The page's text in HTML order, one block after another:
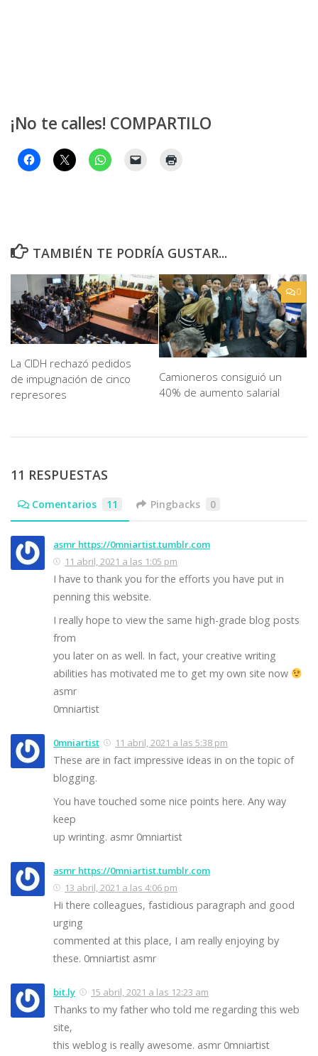
¡No te calles! COMPARTILO
TAMBIÉN TE PODRÍA GUSTAR...
La CIDH rechazó pedidos
de impugnación de cinco
represores
0
Camioneros consiguió un
40% de aumento salarial
11 RESPUESTAS
Comentarios 11 Pingbacks 0
asmr https://0mniartist.tumblr.com
11 abril, 2021 a las 1:05 pm
I have to thank you for the efforts you have put in
penning this website.
I really hope to view the same high-grade blog posts
from
you later on as well. In fact, your creative writing
abilities has motivated me to get my own site now
asmr
0mniartist
0mniartist 11 abril, 2021 a las 5:38 pm
These are in fact impressive ideas in on the topic of
blogging.
You have touched some nice points here. Any way
keep
up wrinting. asmr 0mniartist
asmr https://0mniartist.tumblr.com
13 abril, 2021 a las 4:06 pm
Hi there colleagues, fastidious paragraph and good
urging
commented at this place, I am really enjoying by
these. 0mniartist asmr
bit.ly 15 abril, 2021 a las 12:23 am
Thanks to my father who told me regarding this web
site,
this weblog is really awesome. asmr 0mniartist